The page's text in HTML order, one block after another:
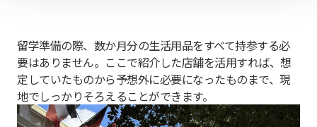
留学準備の際、数か月分の生活用品をすべて持参する必
要はありません。ここで紹介した店舗を活用すれば、想
定していたものから予想外に必要になったものまで、現
地でしっかりそろえることができます。